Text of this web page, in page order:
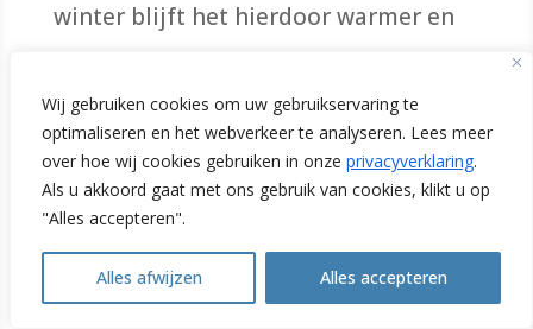
Wij gebruiken cookies om uw gebruikservaring te
optimaliseren en het webverkeer te analyseren. Lees meer
over hoe wij cookies gebruiken in onze privacyverklaring.
Als u akkoord gaat met ons gebruik van cookies, klikt u op
"Alles accepteren".
Alles afwijzen Alles accepteren
winter blijft het hierdoor warmer en
goed geïsoleerde woning
aantrekkelijker zijn voor een
toekomstige koper van uw woning,
kan stijgen.
Open